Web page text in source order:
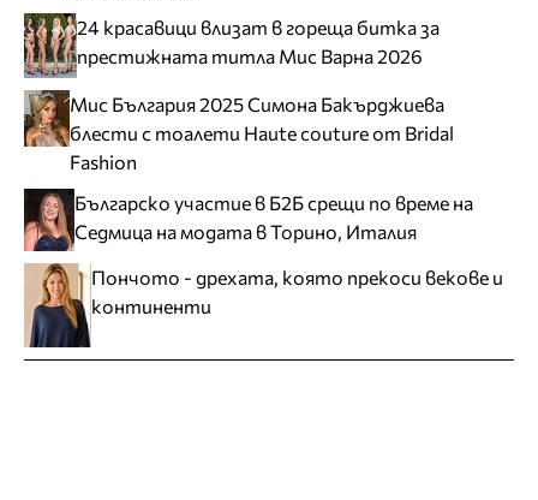
24 красавици влизат в гореща битка за
престижната титла Мис Варна 2026
Мис България 2025 Симона Бакърджиева
блести с тоалети Haute couture от Bridal
Fashion
Българско участие в Б2Б срещи по време на
Седмица на модата в Торино, Италия
Пончото - дрехата, която прекоси векове и
континенти